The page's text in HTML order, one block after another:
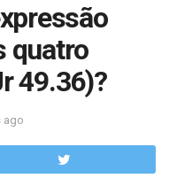
quatro
49.36)?
ago